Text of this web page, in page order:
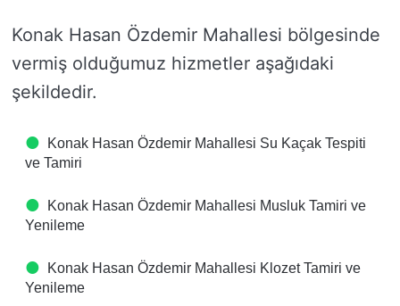
Konak Hasan Özdemir Mahallesi bölgesinde
vermiş olduğumuz hizmetler aşağıdaki
şekildedir.
Konak Hasan Özdemir Mahallesi Su Kaçak Tespiti
ve Tamiri
Konak Hasan Özdemir Mahallesi Musluk Tamiri ve
Yenileme
Konak Hasan Özdemir Mahallesi Klozet Tamiri ve
Yenileme